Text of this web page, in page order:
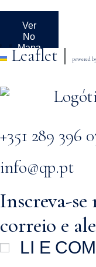
Leaflet
powered
Ver
No
Mapa
+351 289 396
info@qp.pt
Inscreva-se
correio e
LI E